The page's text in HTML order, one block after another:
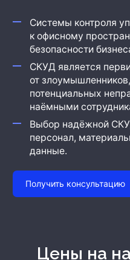
Системы контроля
к офисному
безопасности
СКУД является
от
потенциальных
наёмными
Выбор надёжной
персонал,
данные.
Получить консультацию
Цены на